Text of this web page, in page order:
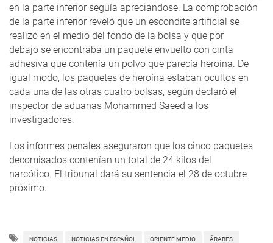
en la parte inferior seguía apreciándose. La comprobación
de la parte inferior reveló que un escondite artificial se
realizó en el medio del fondo de la bolsa y que por
debajo se encontraba un paquete envuelto con cinta
adhesiva que contenía un polvo que parecía heroína. De
igual modo, los paquetes de heroína estaban ocultos en
cada una de las otras cuatro bolsas, según declaró el
inspector de aduanas Mohammed Saeed a los
investigadores.
Los informes penales aseguraron que los cinco paquetes
decomisados contenían un total de 24 kilos del
narcótico. El tribunal dará su sentencia el 28 de octubre
próximo.
NOTICIAS NOTICIAS EN ESPAÑOL ORIENTE MEDIO ÁRABES